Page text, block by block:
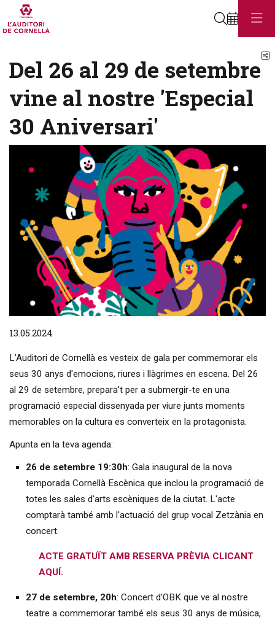
Cerca
Del 26 al 29 de setembre
vine al nostre 'Especial
30 Aniversari'
13.05.2024
L’Auditori de Cornellà es vesteix de gala per commemorar els
seus 30 anys d'emocions, riures i llàgrimes en escena. Del 26
al 29 de setembre, prepara't per a submergir-te en una
programació especial dissenyada per viure junts moments
memorables on la cultura es converteix en la protagonista.
Apunta en la teva agenda:
26 de setembre 19:30h: Gala inaugural de la nova
temporada Cornellà Escènica que inclou la programació de
totes les sales d'arts escèniques de la ciutat. L'acte
comptarà també amb l'actuació del grup vocal Zetzània en
concert.
ACTE GRATUÏT AMB RESERVA PRÈVIA CLICANT
AQUÍ.
27 de setembre, 20h: Concert d’OBK que ve al nostre
teatre a commemorar també els seus 30 anys de música,